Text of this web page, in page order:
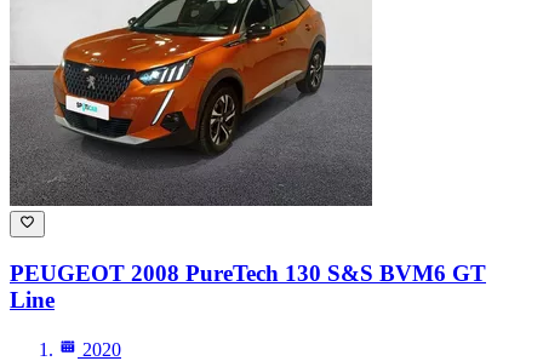
PEUGEOT 2008 PureTech 130 S&S BVM6 GT
Line
2020